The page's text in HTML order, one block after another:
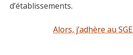
d’établissements.
Alors, j’adhère au